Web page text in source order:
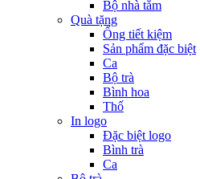
Bộ nhà tắm
Quà tặng
Ống tiết kiệm
Sản phẩm đặc biệt
Ca
Bộ trà
Bình hoa
Thố
In logo
Đặc biệt logo
Bình trà
Ca